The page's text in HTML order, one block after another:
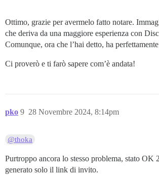
Ottimo, grazie per avermelo fatto notare.
che deriva da una maggiore esperienza con
Comunque, ora che l’hai detto, ha
Ci proverò e ti farò sapere com’è andata!
pko 28 Novembre 2024, 8:14pm
9
@thoka
Purtroppo ancora lo stesso problema, stato OK
generato solo il link di invito.